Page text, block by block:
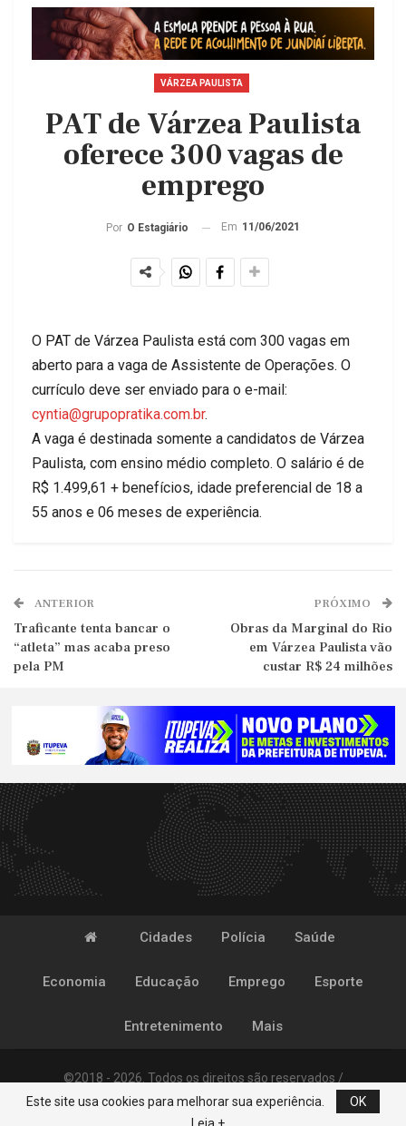
VÁRZEA PAULISTA
PAT de Várzea Paulista
oferece 300 vagas de
emprego
Por O Estagiário Em 11/06/2021
O PAT de Várzea Paulista está com 300 vagas em
aberto para a vaga de Assistente de Operações. O
currículo deve ser enviado para o e-mail:
cyntia@grupopratika.com.br.
A vaga é destinada somente a candidatos de Várzea
Paulista, com ensino médio completo. O salário é de
R$ 1.499,61 + benefícios, idade preferencial de 18 a
55 anos e 06 meses de experiência.
ANTERIOR
Traficante tenta bancar o
“atleta” mas acaba preso
pela PM
PRÓXIMO
Obras da Marginal do Rio
em Várzea Paulista vão
custar R$ 24 milhões
Cidades Polícia Saúde
Economia Educação Emprego Esporte
Entretenimento Mais
©2018 - 2026. Todos os direitos são reservados /
Desenvolvido porPOP
Este site usa cookies para melhorar sua experiência.
OK